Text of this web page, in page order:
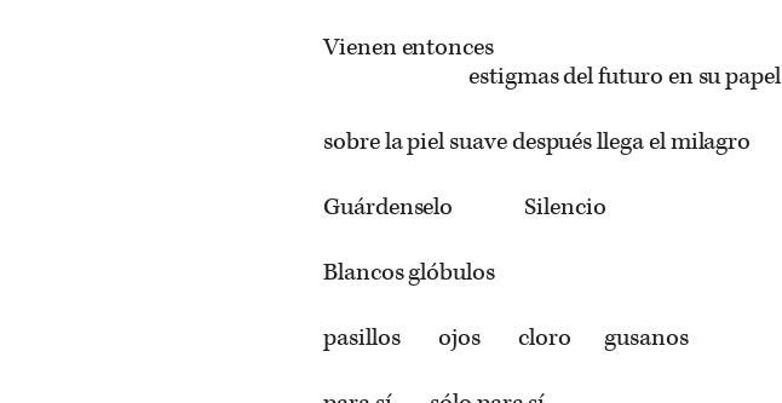
Vienen entonces
estigmas del futuro en su papel
sobre la piel suave después llega el milagro
Guárdenselo Silencio
Blancos glóbulos
pasillos ojos cloro gusanos